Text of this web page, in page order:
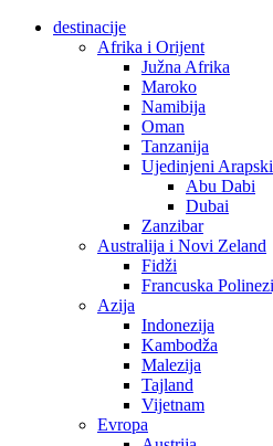
destinacije
Afrika i Orijent
Južna Afrika
Maroko
Namibija
Oman
Tanzanija
Ujedinjeni
Abu Dabi
Dubai
Zanzibar
Australija i Novi Zeland
Fidži
Francuska
Azija
Indonezija
Kambodža
Malezija
Tajland
Vijetnam
Evropa